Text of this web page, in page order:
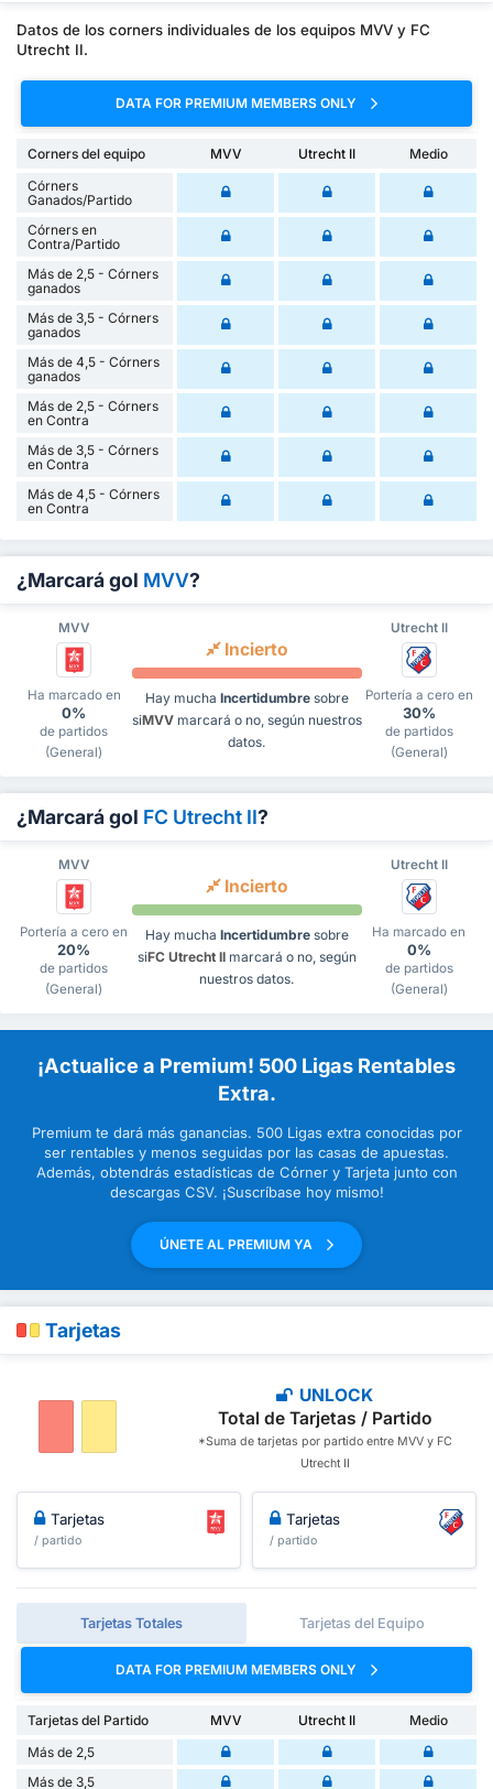
Datos de los corners individuales de los equipos MVV y FC
Utrecht II.
DATA FOR PREMIUM MEMBERS ONLY
Corners del equipo MVV Utrecht II
Medio
Córners
Ganados/Partido
Córners en
Contra/Partido
Más de 2,5 - Córners
ganados
Más de 3,5 - Córners
ganados
Más de 4,5 - Córners
ganados
Más de 2,5 - Córners
en Contra
Más de 3,5 - Córners
en Contra
Más de 4,5 - Córners
en Contra
¿Marcará gol MVV?
MVV Utrecht II
Ha marcado en
0%
de partidos
(General)
Incierto
Hay mucha Incertidumbresobre
siMVVmarcará o no, según nuestros
datos.
Portería a cero en
30%
de partidos
(General)
¿Marcará gol FC Utrecht II?
MVV Utrecht II
Portería a cero en
20%
de partidos
(General)
Incierto
Hay mucha Incertidumbresobre
siFC Utrecht IImarcará o no, según
nuestros datos.
Ha marcado en
0%
de partidos
(General)
¡Actualice a Premium! 500 Ligas Rentables
Extra.
Premium te dará más ganancias. 500 Ligas extra conocidas por
ser rentables y menos seguidas por las casas de apuestas.
Además, obtendrás estadísticas de Córner y Tarjeta junto con
descargas CSV. ¡Suscríbase hoy mismo!
ÚNETE AL PREMIUM YA
Tarjetas
UNLOCK
Total de Tarjetas / Partido
*Suma de tarjetas por partido entre MVV y FC
Utrecht II
Tarjetas
/ partido
Tarjetas
/ partido
Tarjetas Totales Tarjetas del Equipo
DATA FOR PREMIUM MEMBERS ONLY
Tarjetas del Partido MVV Utrecht II
Medio
Más de 2,5
Más de 3,5